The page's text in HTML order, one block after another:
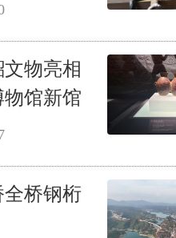
文物亮相
馆新馆
桥钢桁